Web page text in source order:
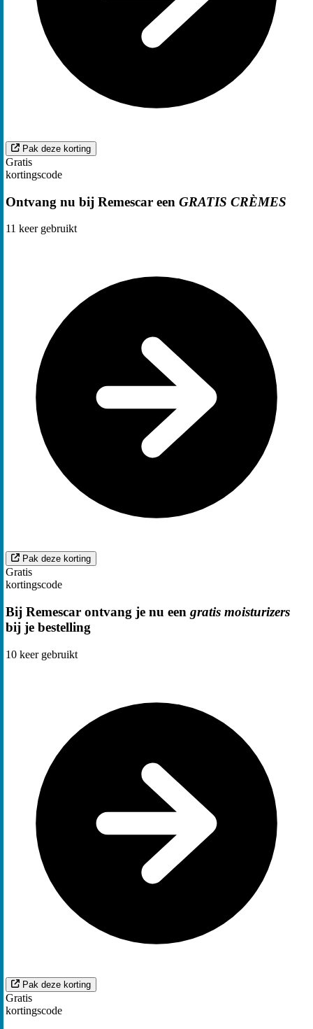
Pak deze korting
Gratis
kortingscode
Ontvang nu bij Remescar een GRATIS CRÈMES
11 keer gebruikt
Pak deze korting
Gratis
kortingscode
Bij Remescar ontvang je nu een gratis moisturizers
bij je bestelling
10 keer gebruikt
Pak deze korting
Gratis
kortingscode